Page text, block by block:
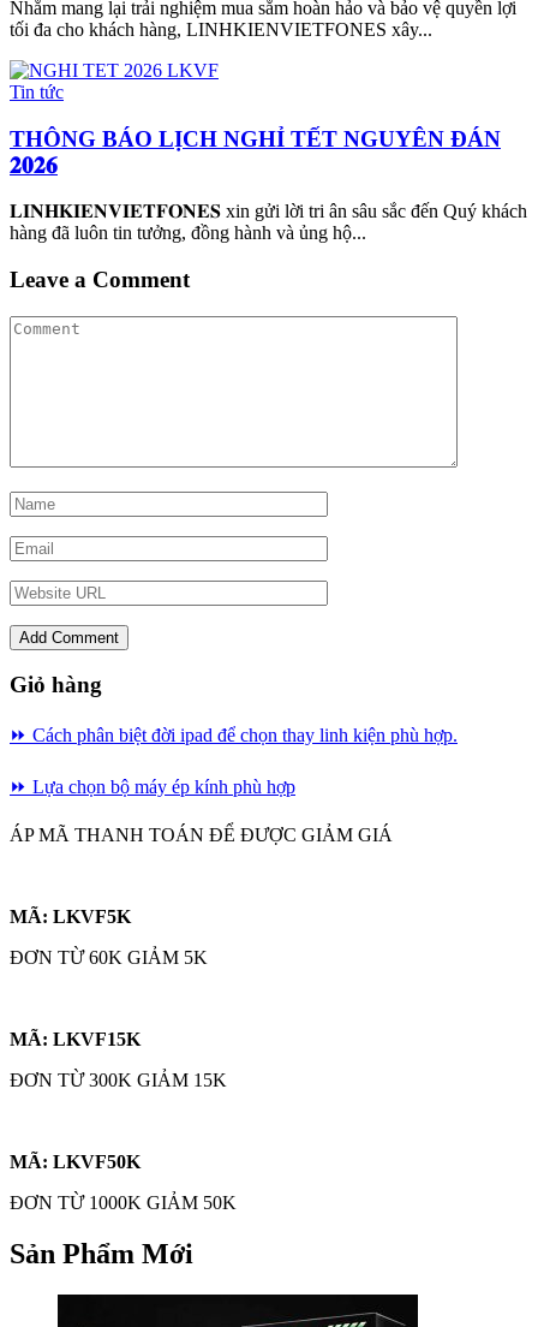
Nhằm mang lại trải nghiệm mua sắm hoàn hảo và bảo vệ quyền lợi
tối đa cho khách hàng, LINHKIENVIETFONES xây...
Tin tức
THÔNG BÁO LỊCH NGHỈ TẾT NGUYÊN ĐÁN
𝟐𝟎𝟐𝟔
𝐋𝐈𝐍𝐇𝐊𝐈𝐄𝐍𝐕𝐈𝐄𝐓𝐅𝐎𝐍𝐄𝐒 xin gửi lời tri ân sâu sắc đến Quý khách
hàng đã luôn tin tưởng, đồng hành và ủng hộ...
Leave a Comment
Giỏ hàng
⏩ Cách phân biệt đời ipad để chọn thay linh kiện phù hợp.
⏩ Lựa chọn bộ máy ép kính phù hợp
ÁP MÃ THANH TOÁN ĐỂ ĐƯỢC GIẢM GIÁ
MÃ: LKVF5K
ĐƠN TỪ 60K GIẢM 5K
MÃ: LKVF15K
ĐƠN TỪ 300K GIẢM 15K
MÃ: LKVF50K
ĐƠN TỪ 1000K GIẢM 50K
Sản Phẩm Mới